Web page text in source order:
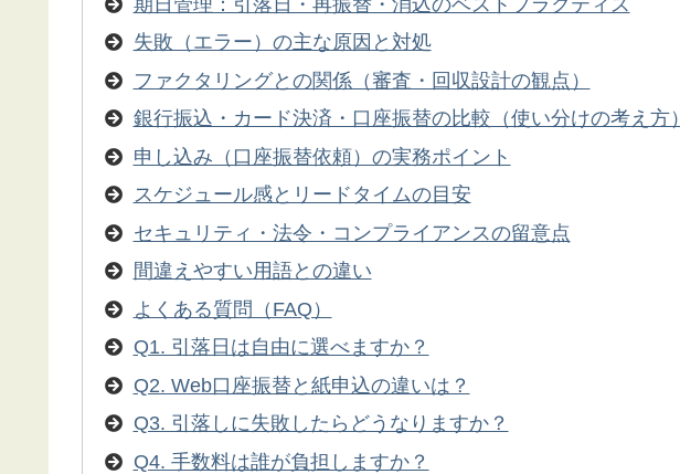
失敗（エラー）の主な原因と対処
ファクタリングとの関係（審査・回収設計の観点）
銀行振込・カード決済・口座振替の比較（使い分けの考え方）
申し込み（口座振替依頼）の実務ポイント
スケジュール感とリードタイムの目安
セキュリティ・法令・コンプライアンスの留意点
間違えやすい用語との違い
よくある質問（FAQ）
Q1. 引落日は自由に選べますか？
Q2. Web口座振替と紙申込の違いは？
Q3. 引落しに失敗したらどうなりますか？
Q4. 手数料は誰が負担しますか？